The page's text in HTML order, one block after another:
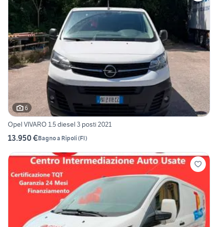
6
Opel VIVARO 1.5 diesel 3 posti 2021
13.950 €Bagno a Ripoli(FI)